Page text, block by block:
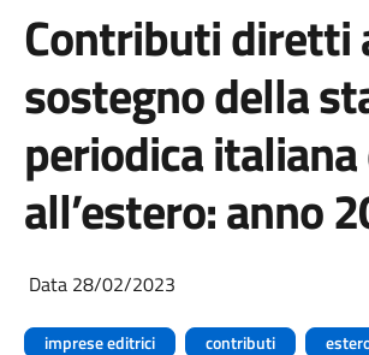
Contributi diretti
sostegno della
periodica
all’estero: anno
Data 28/02/2023
imprese editrici contributi